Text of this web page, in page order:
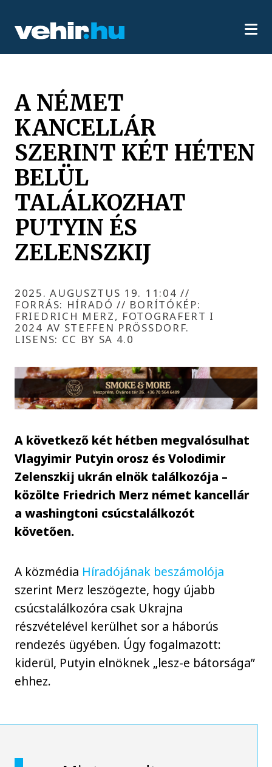
A NÉMET
KANCELLÁR
SZERINT KÉT HÉTEN
BELÜL
TALÁLKOZHAT
PUTYIN ÉS
ZELENSZKIJ
2025. AUGUSZTUS 19. 11:04//
FORRÁS: HÍRADÓ // BORÍTÓKÉP:
FRIEDRICH MERZ, FOTOGRAFERT I
2024 AV STEFFEN PRÖSSDORF. L
ISENS: CC BY SA 4.0
A következő két hétben megvalósulhat
Vlagyimir Putyin orosz és Volodimir
Zelenszkij ukrán elnök találkozója –
közölte Friedrich Merz német kancellár
a washingtoni csúcstalálkozót
követően.
A közmédia Híradójának beszámolója
szerint Merz leszögezte, hogy újabb
csúcstalálkozóra csak Ukrajna
részvételével kerülhet sor a háborús
rendezés ügyében. Úgy fogalmazott:
kiderül, Putyin elnöknek „lesz-e bátorsága”
ehhez.